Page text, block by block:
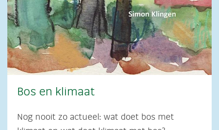
Bos en klimaat
Nog nooit zo actueel: wat doet bos met